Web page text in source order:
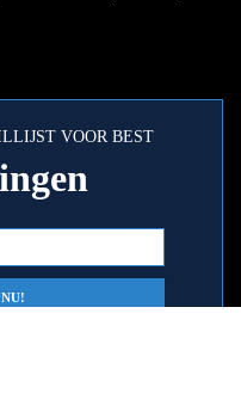
VOOR BEST